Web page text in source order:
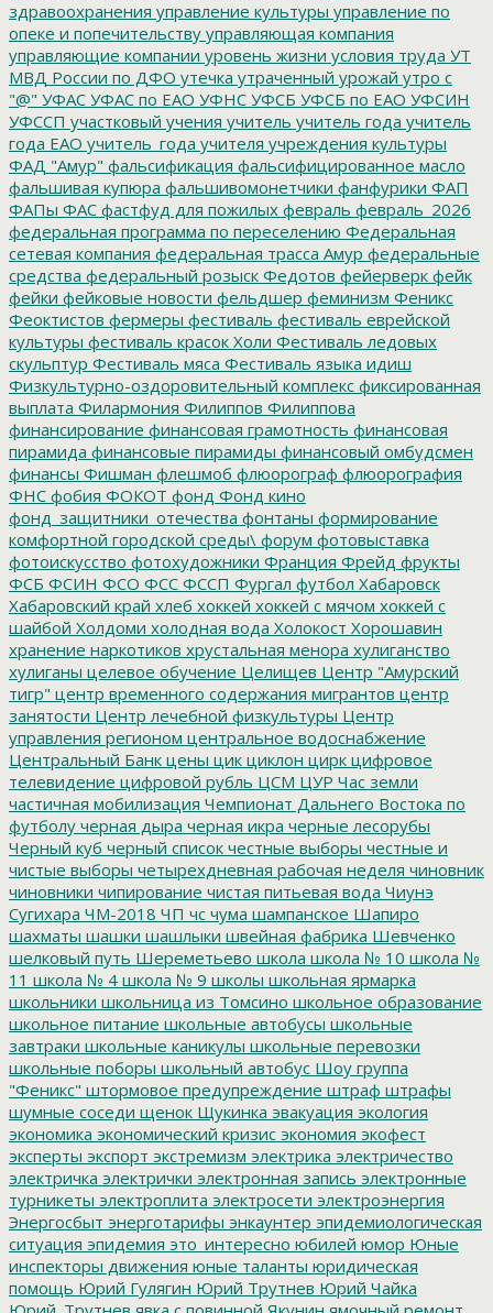
здравоохранения управление культуры управление по
опеке и попечительству управляющая компания
управляющие компании уровень жизни условия труда УТ
МВД России по ДФО утечка утраченный урожай утро с
"@" УФАС УФАС по ЕАО УФНС УФСБ УФСБ по ЕАО УФСИН
УФССП участковый учения учитель учитель года учитель
года ЕАО учитель_года учителя учреждения культуры
ФАД "Амур" фальсификация фальсифицированное масло
фальшивая купюра фальшивомонетчики фанфурики ФАП
ФАПы ФАС фастфуд для пожилых февраль февраль_2026
федеральная программа по переселению Федеральная
сетевая компания федеральная трасса Амур федеральные
средства федеральный розыск Федотов фейерверк фейк
фейки фейковые новости фельдшер феминизм Феникс
Феоктистов фермеры фестиваль фестиваль еврейской
культуры фестиваль красок Холи Фестиваль ледовых
скульптур Фестиваль мяса Фестиваль языка идиш
Физкультурно-оздоровительный комплекс фиксированная
выплата Филармония Филиппов Филиппова
финансирование финансовая грамотность финансовая
пирамида финансовые пирамиды финансовый омбудсмен
финансы Фишман флешмоб флюорограф флюорография
ФНС фобия ФОКОТ фонд Фонд кино
фонд_защитники_отечества фонтаны формирование
комфортной городской среды\ форум фотовыставка
фотоискусство фотохудожники Франция Фрейд фрукты
ФСБ ФСИН ФСО ФСС ФССП Фургал футбол Хабаровск
Хабаровский край хлеб хоккей хоккей с мячом хоккей с
шайбой Холдоми холодная вода Холокост Хорошавин
хранение наркотиков хрустальная менора хулиганство
хулиганы целевое обучение Целищев Центр "Амурский
тигр" центр временного содержания мигрантов центр
занятости Центр лечебной физкультуры Центр
управления регионом центральное водоснабжение
Центральный Банк цены цик циклон цирк цифровое
телевидение цифровой рубль ЦСМ ЦУР Час земли
частичная мобилизация Чемпионат Дальнего Востока по
футболу черная дыра черная икра черные лесорубы
Черный куб черный список честные выборы честные и
чистые выборы четырехдневная рабочая неделя чиновник
чиновники чипирование чистая питьевая вода Чиунэ
Сугихара ЧМ-2018 ЧП чс чума шампанское Шапиро
шахматы шашки шашлыки швейная фабрика Шевченко
шелковый путь Шереметьево школа школа № 10 школа №
11 школа № 4 школа № 9 школы школьная ярмарка
школьники школьница из Томсино школьное образование
школьное питание школьные автобусы школьные
завтраки школьные каникулы школьные перевозки
школьные поборы школьный автобус Шоу группа
"Феникс" штормовое предупреждение штраф штрафы
шумные соседи щенок Щукинка эвакуация экология
экономика экономический кризис экономия экофест
эксперты экспорт экстремизм электрика электричество
электричка электрички электронная запись электронные
турникеты электроплита электросети электроэнергия
Энергосбыт энерготарифы энкаунтер эпидемиологическая
ситуация эпидемия это_интересно юбилей юмор Юные
инспекторы движения юные таланты юридическая
помощь Юрий Гулягин Юрий Трутнев Юрий Чайка